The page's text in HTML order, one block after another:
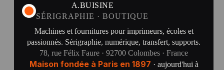
A.BUISINE
SÉRIGRAPHIE · BOUTIQUE
Machines et fournitures pour imprimeurs, écoles et
passionnés. Sérigraphie, numérique, transfert, supports.
78, rue Félix Faure · 92700 Colombes · France
Maison fondée à Paris en 1897 · aujourd'hui à